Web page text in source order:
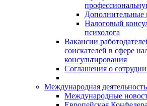
Дополнительные
Налоговый
психолога
Вакансии
соискателей в сфере
консультирования
Соглашения о
Международная деятельность
Международные